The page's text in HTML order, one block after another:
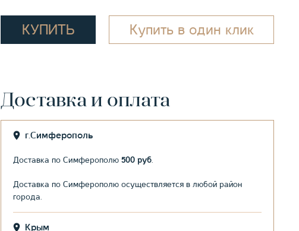
КУПИТЬ Купить в один клик
Доставка и оплата
г.Симферополь
Доставка по Симферополю 500 руб
Доставка по Симферополю осуществляется в любой район
города.
Крым